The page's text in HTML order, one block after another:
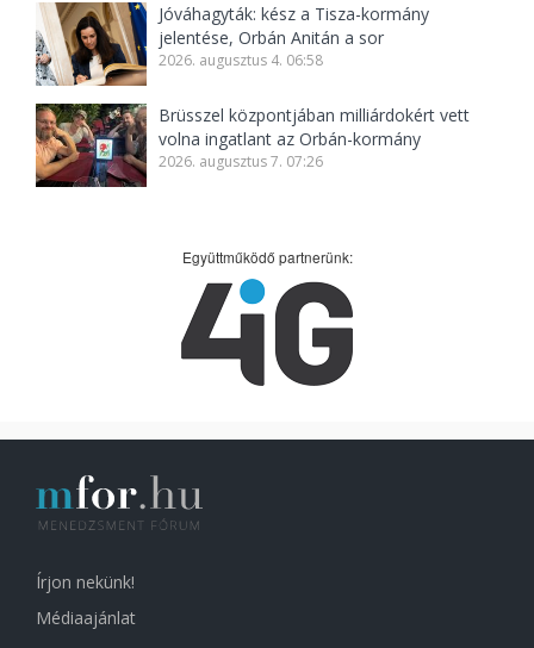
Jóváhagyták: kész a Tisza-kormány
jelentése, Orbán Anitán a sor
2026. augusztus 4. 06:58
Brüsszel központjában milliárdokért vett
volna ingatlant az Orbán-kormány
2026. augusztus 7. 07:26
Együttműködő partnerünk:
Írjon nekünk!
Médiaajánlat